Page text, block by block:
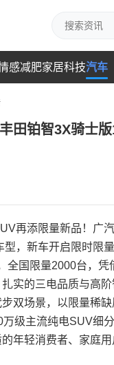
感减肥家居科技汽车
田铂智3X骑士
再添限量新品！广
型，新车开启限时限
全国限量2000台，凭
实的三电品质与高
双场景，以限量稀
万级主流纯电SUV细
年轻消费者、家庭